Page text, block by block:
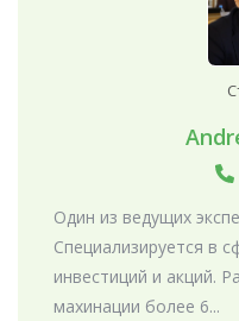
Один из ведущих
Специализируется в
инвестиций и акций.
махинации более 6...